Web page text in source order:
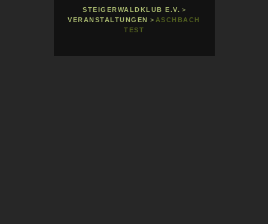
STEIGERWALDKLUB E.V. >
VERANSTALTUNGEN > ASCHBACH
TEST